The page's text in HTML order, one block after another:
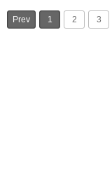
Prev 1 2 3